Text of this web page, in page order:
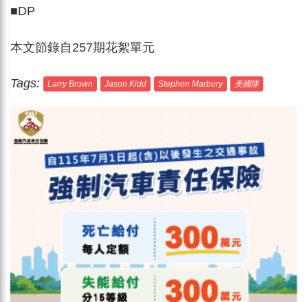
■DP
本文節錄自257期花絮單元
Tags: Larry Brown Jason Kidd Stephon Marbury 美國隊